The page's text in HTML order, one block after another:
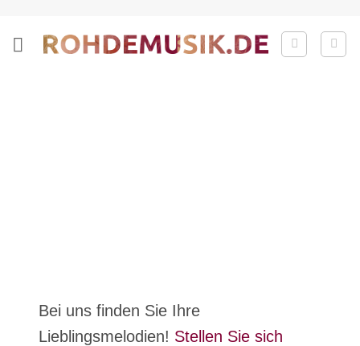
springen
Bei uns finden Sie Ihre
Lieblingsmelodien! Stellen Sie sich